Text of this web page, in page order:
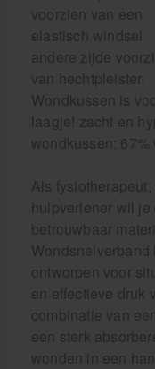
voorzien van een
elastisch windsel
andere zijde
van hechtpleister.
Wondkussen is
laagje! zacht en
wondkussen;
Als
hulpverlener wil
betrouwbaar
Wondsnelverband
ontworpen voor
en effectieve druk
combinatie van
een sterk
wonden in een